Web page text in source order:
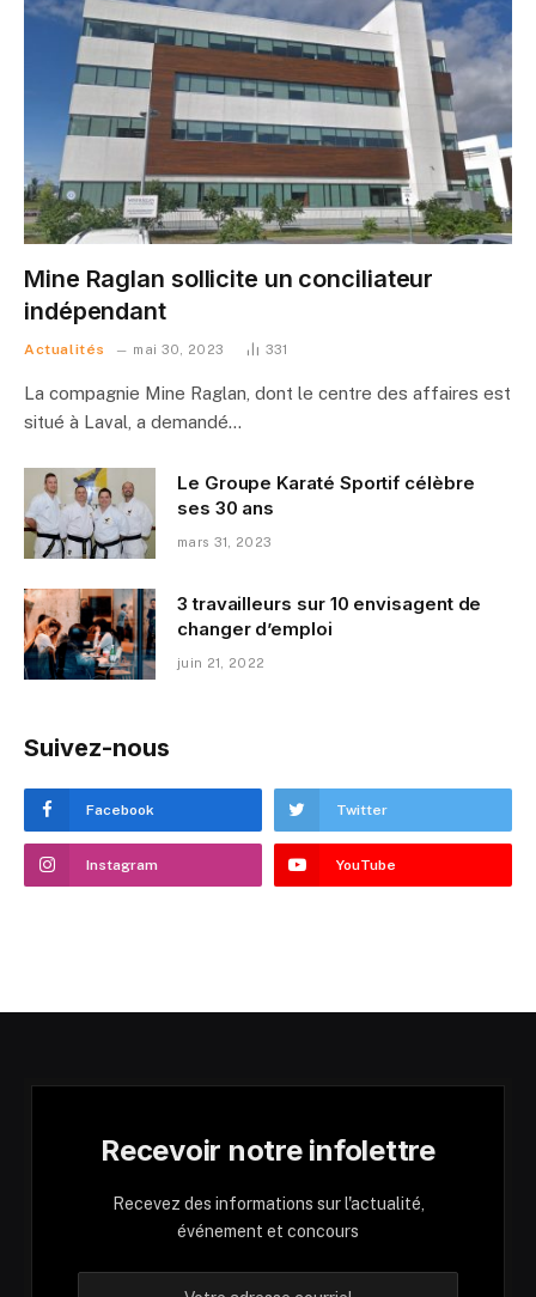
Mine Raglan sollicite un conciliateur
indépendant
Actualités mai 30, 2023 331
La compagnie Mine Raglan, dont le centre des affaires est
situé à Laval, a demandé…
Le Groupe Karaté Sportif célèbre
ses 30 ans
mars 31, 2023
3 travailleurs sur 10 envisagent de
changer d’emploi
juin 21, 2022
Suivez-nous
Facebook Twitter
Instagram YouTube
Recevoir notre infolettre
Recevez des informations sur l'actualité,
événement et concours